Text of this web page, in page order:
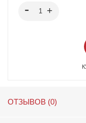
ОТЗЫВОВ (0)